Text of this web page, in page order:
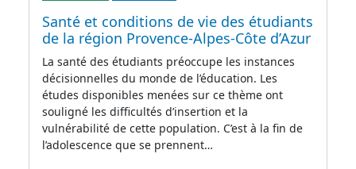
Santé et conditions de vie des étudiants
de la région Provence-Alpes-Côte d’Azur
La santé des étudiants préoccupe les instances
décisionnelles du monde de l’éducation. Les
études disponibles menées sur ce thème ont
souligné les difficultés d’insertion et la
vulnérabilité de cette population. C’est à la fin de
l’adolescence que se prennent…